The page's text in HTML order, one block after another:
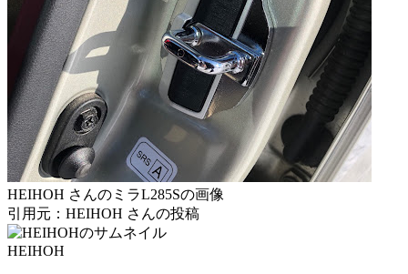
HEIHOH さんのミラL285Sの画像
引用元：HEIHOH さんの投稿
HEIHOH